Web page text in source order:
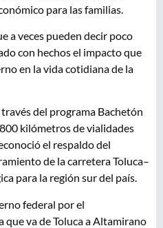
para las familias.
a veces pueden decir poco
con hechos el impacto que
en la vida cotidiana de la
del programa Bachetón
kilómetros de vialidades
el respaldo del
de la carretera Toluca–
para la región sur del país.
federal por el
va de Toluca a Altamirano